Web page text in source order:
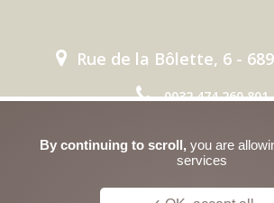
 Rue de la Bôlette, 6 -
 0032 474 260 801
By continuing to scroll,you are
services